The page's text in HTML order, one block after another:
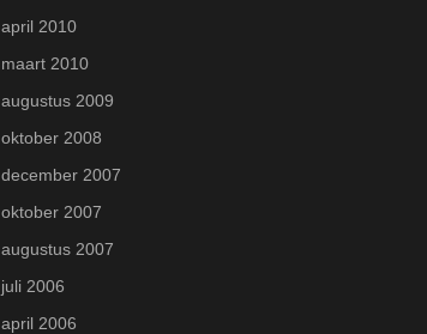
april 2010
maart 2010
augustus 2009
oktober 2008
december 2007
oktober 2007
augustus 2007
juli 2006
april 2006